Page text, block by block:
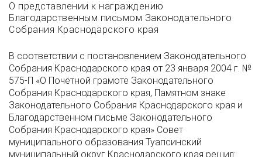
О представлении к награждению
Благодарственным письмом Законодательного
Собрания Краснодарского края
В соответствии с постановлением Законодательного
Собрания Краснодарского края от 23 января 2004 г. №
575-П «О Почётной грамоте Законодательного
Собрания Краснодарского края, Памятном знаке
Законодательного Собрания Краснодарского края и
Благодарственном письме Законодательного
Собрания Краснодарского края» Совет
муниципального образования Туапсинский
муниципальный округ Краснодарского края решил: